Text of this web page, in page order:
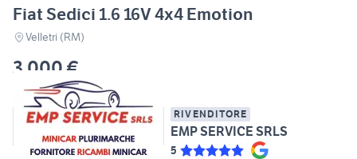
Fiat Sedici 1.6 16V 4x4 Emotion
Velletri (RM)
3.000 €
RIVENDITORE
EMP SERVICE SRLS
5